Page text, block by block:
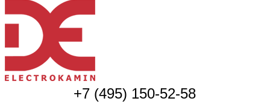
+7 (495) 150-52-58